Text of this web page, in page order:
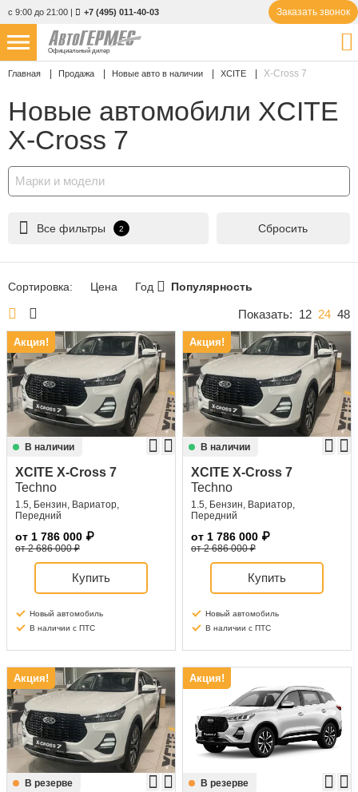
с 9:00 до 21:00 | +7 (495) 011-40-03 Заказать звонок
Официальный дилер
НОВЫЕ АВТОМОБИЛИ
С ПРОБЕГОМ 857 авто
УСЛУГИ
АКЦИИ
КОНТАКТЫ
Избранное
Сравнение
Личный кабинет
Главная Продажа Новые авто в наличии XCITE X-Cross 7
Новые автомобили XCITE
X-Cross 7
Марки и модели
Все фильтры 2 Сбросить
Сортировка: Цена Год Популярность
Показать: 12 24 48
Акция!
В наличии
XCITE X-Cross 7
Techno
1.5, Бензин, Вариатор,
Передний
от 1 786 000 ₽
от 2 686 000 ₽
Купить
Новый автомобиль
В наличии с ПТС
Акция!
В наличии
XCITE X-Cross 7
Techno
1.5, Бензин, Вариатор,
Передний
от 1 786 000 ₽
от 2 686 000 ₽
Купить
Новый автомобиль
В наличии с ПТС
Акция!
В резерве
Акция!
В резерве